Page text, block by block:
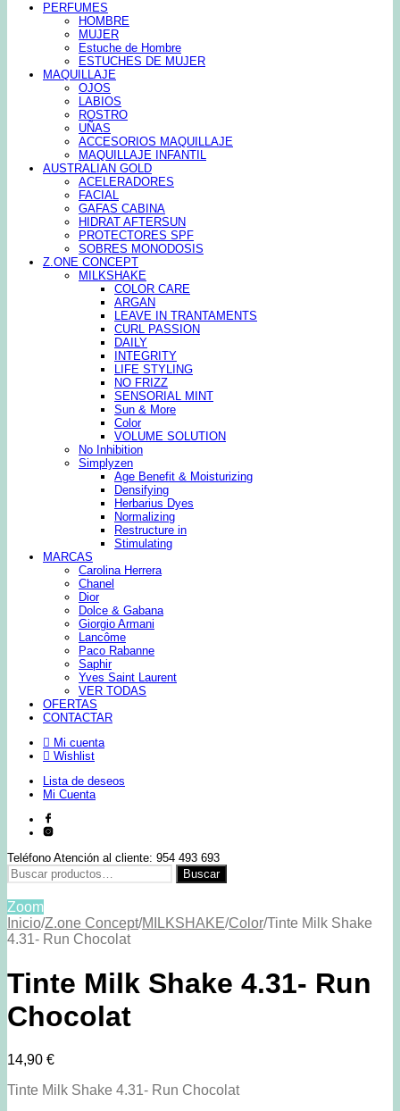
PERFUMES
HOMBRE
MUJER
Estuche de Hombre
ESTUCHES DE MUJER
MAQUILLAJE
OJOS
LABIOS
ROSTRO
UÑAS
ACCESORIOS MAQUILLAJE
MAQUILLAJE INFANTIL
AUSTRALIAN GOLD
ACELERADORES
FACIAL
GAFAS CABINA
HIDRAT AFTERSUN
PROTECTORES SPF
SOBRES MONODOSIS
Z.ONE CONCEPT
MILKSHAKE
COLOR CARE
ARGAN
LEAVE IN TRANTAMENTS
CURL PASSION
DAILY
INTEGRITY
LIFE STYLING
NO FRIZZ
SENSORIAL MINT
Sun & More
Color
VOLUME SOLUTION
No Inhibition
Simplyzen
Age Benefit & Moisturizing
Densifying
Herbarius Dyes
Normalizing
Restructure in
Stimulating
MARCAS
Carolina Herrera
Chanel
Dior
Dolce & Gabana
Giorgio Armani
Lancôme
Paco Rabanne
Saphir
Yves Saint Laurent
VER TODAS
OFERTAS
CONTACTAR
Mi cuenta
Wishlist
Lista de deseos
Mi Cuenta
Teléfono Atención al cliente: 954 493 693
Buscar
por:
Buscar
Zoom
Inicio/Z.one Concept/MILKSHAKE/Color/Tinte Milk Shake
4.31- Run Chocolat
Tinte Milk Shake 4.31- Run
Chocolat
14,90 €
Tinte Milk Shake 4.31- Run Chocolat